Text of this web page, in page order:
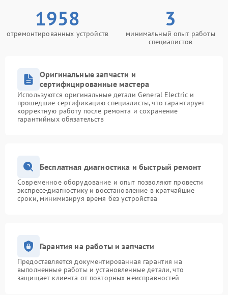
1958
отремонтированных устройств
3
минимальный опыт работы
специалистов
Оригинальные запчасти и
сертифицированные мастера
Используются оригинальные детали General Electric и
прошедшие сертификацию специалисты, что гарантирует
корректную работу после ремонта и сохранение
гарантийных обязательств
Бесплатная диагностика и быстрый ремонт
Современное оборудование и опыт позволяют провести
экспресс-диагностику и восстановление в кратчайшие
сроки, минимизируя время без устройства
Гарантия на работы и запчасти
Предоставляется документированная гарантия на
выполненные работы и установленные детали, что
защищает клиента от повторных неисправностей